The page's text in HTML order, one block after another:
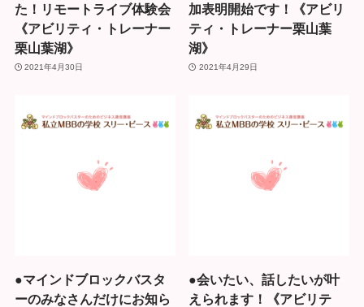
た！リモートライブ体験会
《アビリティ・トレーナー
栗山葉湖》
2021年4月30日
加表明開始です！《アビリ
ティ・トレーナー栗山葉
湖》
2021年4月29日
●マインドブロックバスタ
ーのみなさんだけにお知ら
●会いたい、話したいが叶
えられます！《アビリテ